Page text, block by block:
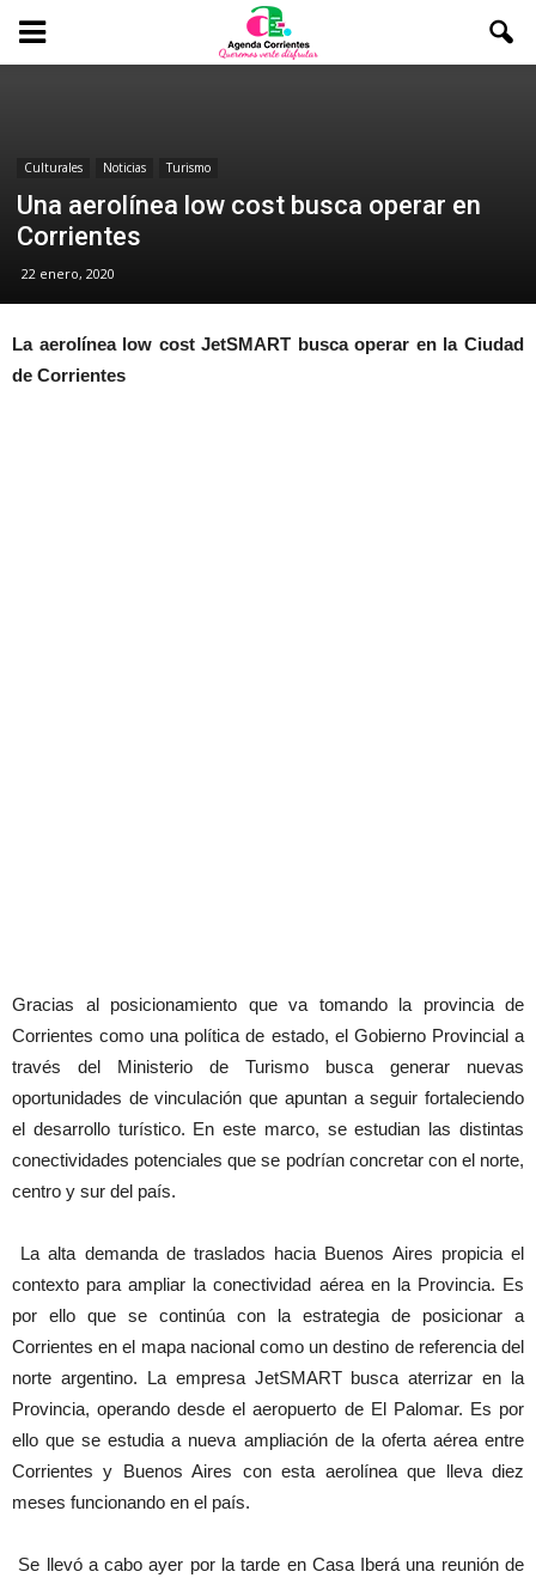
Culturales Noticias Turismo
Una aerolínea low cost busca operar en
Corrientes
22 enero, 2020
La aerolínea low cost JetSMART busca operar en la Ciudad
de Corrientes
Gracias al posicionamiento que va tomando la provincia de
Corrientes como una política de estado, el Gobierno Provincial a
través del Ministerio de Turismo busca generar nuevas
oportunidades de vinculación que apuntan a seguir fortaleciendo
el desarrollo turístico. En este marco, se estudian las distintas
conectividades potenciales que se podrían concretar con el norte,
centro y sur del país.
La alta demanda de traslados hacia Buenos Aires propicia el
contexto para ampliar la conectividad aérea en la Provincia. Es
por ello que se continúa con la estrategia de posicionar a
Corrientes en el mapa nacional como un destino de referencia del
norte argentino. La empresa JetSMART busca aterrizar en la
Provincia, operando desde el aeropuerto de El Palomar. Es por
ello que se estudia a nueva ampliación de la oferta aérea entre
Corrientes y Buenos Aires con esta aerolínea que lleva diez
meses funcionando en el país.
Se llevó a cabo ayer por la tarde en Casa Iberá una reunión de